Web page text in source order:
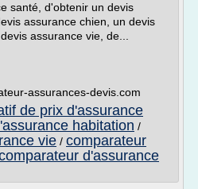
santé, d'obtenir un devis
assurance chien, un devis
assurance vie, de...
assurances-devis.com
de prix d'assurance
habitation /
vie / comparateur
d'assurance